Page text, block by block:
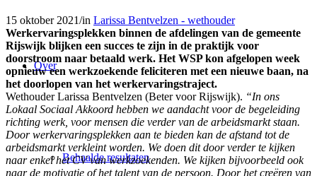
Over
Behaalde resultaten
15 oktober 2021/in Larissa Bentvelzen - wethouder
Werkervaringsplekken binnen de afdelingen van de gemeente
Rijswijk blijken een succes te zijn in de praktijk voor
doorstroom naar betaald werk. Het WSP kon afgelopen week
opnieuw een werkzoekende feliciteren met een nieuwe baan, na
het doorlopen van het werkervaringstraject.
Wethouder Larissa Bentvelzen (Beter voor Rijswijk). “In ons
Lokaal Sociaal Akkoord hebben we aandacht voor de begeleiding
richting werk, voor mensen die verder van de arbeidsmarkt staan.
Door werkervaringsplekken aan te bieden kan de afstand tot de
arbeidsmarkt verkleint worden. We doen dit door verder te kijken
naar enkel het CV van werkzoekenden. We kijken bijvoorbeeld ook
naar de motivatie of het talent van de persoon. Door het creëren van